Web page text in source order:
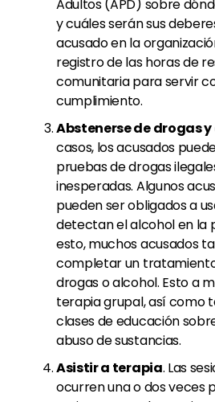
Adultos (APD) sobre
y cuáles serán sus
acusado en la
registro de las horas de
comunitaria para servir
cumplimiento.
Abstenerse de drogas
casos, los acusados
pruebas de drogas
inesperadas. Algunos
pueden ser obligados a
detectan el alcohol en la
esto, muchos acusados
completar un
drogas o alcohol. Esto a
terapia grupal, así como
clases de educación
abuso de sustancias.
Asistir a terapia. Las
ocurren una o dos veces